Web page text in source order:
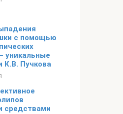
с помощью
уникальные
К.В. Пучкова
средствами